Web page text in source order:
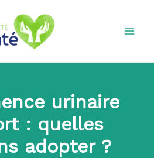
urinaire
: quelles
adopter ?